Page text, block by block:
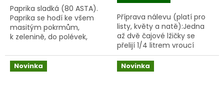
5
hvězdiček.
Paprika sladká (80 ASTA).
Paprika se hodí ke všem
masitým pokrmům,
k zelenině, do polévek,
lahodnou chuť a
všestranné použití je pro
přípravu jídel...
Příprava nálevu (platí pro
listy, květy a natě):Jedna
až dvě čajové lžičky se
přelijí 1/4 litrem vroucí
vody, nechají se v zakryté
nádobě 15 minut odstát a
scedí se. Nálev se...
Novinka Novinka